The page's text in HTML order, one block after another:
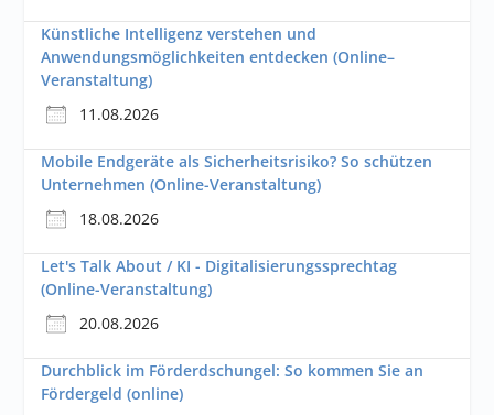
Künstliche Intelligenz verstehen und
Anwendungsmöglichkeiten entdecken (Online–
Veranstaltung)
11.08.2026
Mobile Endgeräte als Sicherheitsrisiko? So schützen
Unternehmen (Online-Veranstaltung)
18.08.2026
Let's Talk About / KI - Digitalisierungssprechtag
(Online-Veranstaltung)
20.08.2026
Durchblick im Förderdschungel: So kommen Sie an
Fördergeld (online)